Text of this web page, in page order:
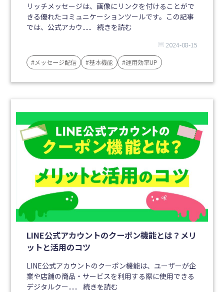
リッチメッセージは、画像にリンクを付けることがで
きる優れたコミュニケーションツールです。この記事
では、公式アカウ...... 続きを読む
2024-08-15
#メッセージ配信 #基本機能 #運用効率UP
LINE公式アカウントのクーポン機能とは？メリ
ットと活用のコツ
LINE公式アカウントのクーポン機能は、ユーザーが企
業や店舗の商品・サービスを利用する際に使用できる
デジタルクー...... 続きを読む